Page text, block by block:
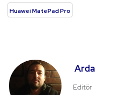
Huawei MatePad Pro
Arda
Editör